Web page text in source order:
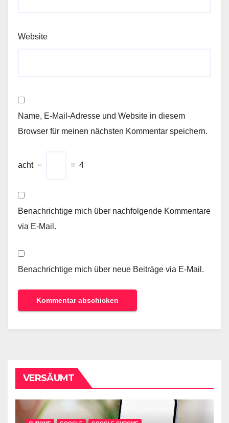
Website
Name, E-Mail-Adresse und Website in diesem
Browser für meinen nächsten Kommentar speichern.
acht − = 4
Benachrichtige mich über nachfolgende Kommentare
via E-Mail.
Benachrichtige mich über neue Beiträge via E-Mail.
VERSÄUMT